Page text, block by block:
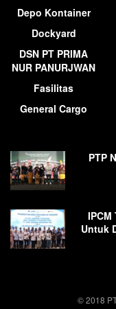
Depo Kontainer
Dockyard
DSN PT PRIMA
NUR PANURJWAN
Fasilitas
General Cargo
PTP
IPCM
Untuk
© 2018